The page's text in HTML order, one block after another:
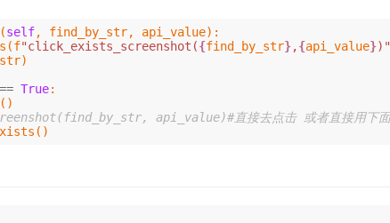
(self, find_by_str, api_value):
(f"click_exists_screenshot({find_by_str},{api_value})"
)
== True:
()
()